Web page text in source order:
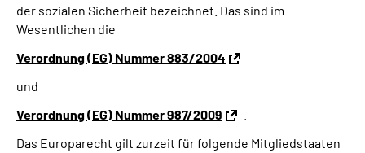
Suche
Language
Leichte Sprache
der sozialen Sicherheit bezeichnet. Das sind im
Wesentlichen die
Verordnung (EG) Nummer 883/2004
und
Verordnung (EG) Nummer 987/2009
Das Europarecht gilt zurzeit für folgende Mitgliedstaaten